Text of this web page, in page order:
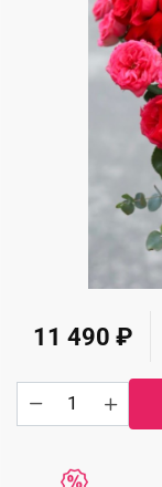
11 490 ₽
Количество
товара
Великолепная